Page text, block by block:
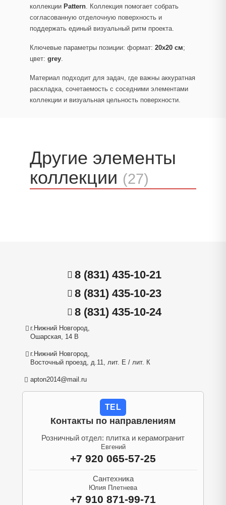
коллекции Pattern. Коллекция помогает собрать
согласованную отделочную поверхность и
поддержать единый визуальный ритм проекта.
Ключевые параметры позиции: формат: 20x20 см;
цвет: grey.
Материал подходит для задач, где важны аккуратная
раскладка, сочетаемость с соседними элементами
коллекции и визуальная цельность поверхности.
Другие элементы
коллекции (27)
8 (831) 435-10-21
8 (831) 435-10-23
8 (831) 435-10-24
г.Нижний Новгород,
Ошарская, 14 В
г.Нижний Новгород,
Восточный проезд, д.11, лит. Е / лит. К
apton2014@mail.ru
TEL
Контакты по направлениям
Розничный отдел: плитка и керамогранит
Евгений
+7 920 065-57-25
Сантехника
Юлия Плетнева
+7 910 871-99-71